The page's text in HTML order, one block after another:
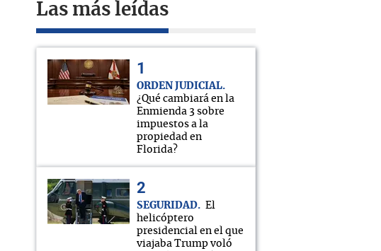
Las más leídas
ORDEN JUDICIAL
¿Qué cambiará en la
Enmienda 3 sobre
impuestos a la
propiedad en
Florida?
SEGURIDAD
El
helicóptero
presidencial en el que
viajaba Trump voló